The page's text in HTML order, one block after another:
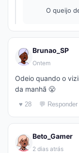
O queijo
Brunao_SP
Ontem
Odeio quando o
da manhã 😤
♥ 28 💬 Responder
Beto_Gamer
2 dias atrás